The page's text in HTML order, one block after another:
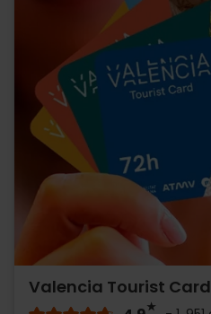
Valencia Tourist